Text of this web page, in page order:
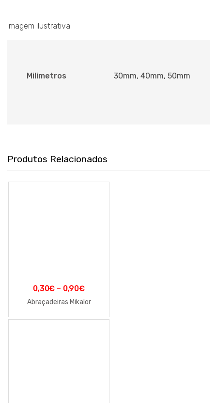
Imagem ilustrativa
Milimetros 30mm, 40mm, 50mm
Produtos Relacionados
0,30€ – 0,90€
Abraçadeiras Mikalor